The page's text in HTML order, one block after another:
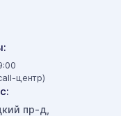
центр)
пр-д,